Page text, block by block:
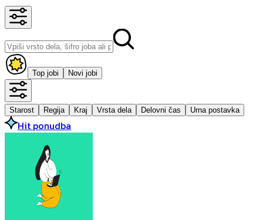
Top jobi Novi jobi
Starost Regija Kraj Vrsta dela Delovni čas Urna postavka
Hit ponudba